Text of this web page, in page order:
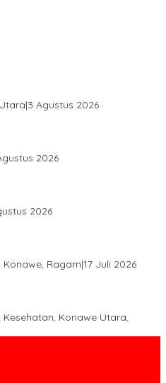
|3 Agustus 2026
2026
2026
Konawe, Ragam|17 Juli 2026
Kesehatan, Konawe Utara,